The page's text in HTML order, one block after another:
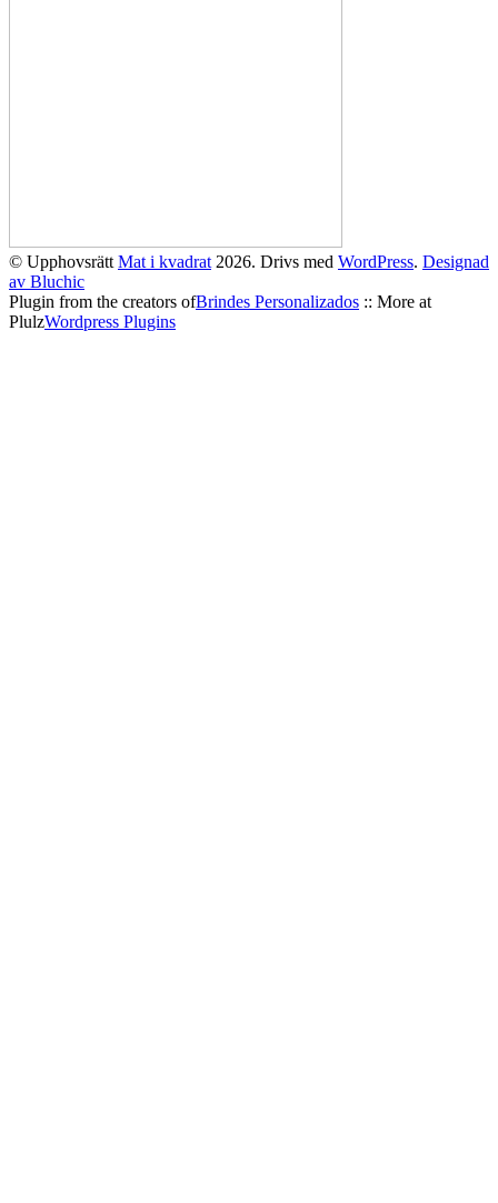
© Upphovsrätt Mat i kvadrat 2026. Drivs med WordPress. Designad
av Bluchic
Plugin from the creators ofBrindes Personalizados :: More at
PlulzWordpress Plugins